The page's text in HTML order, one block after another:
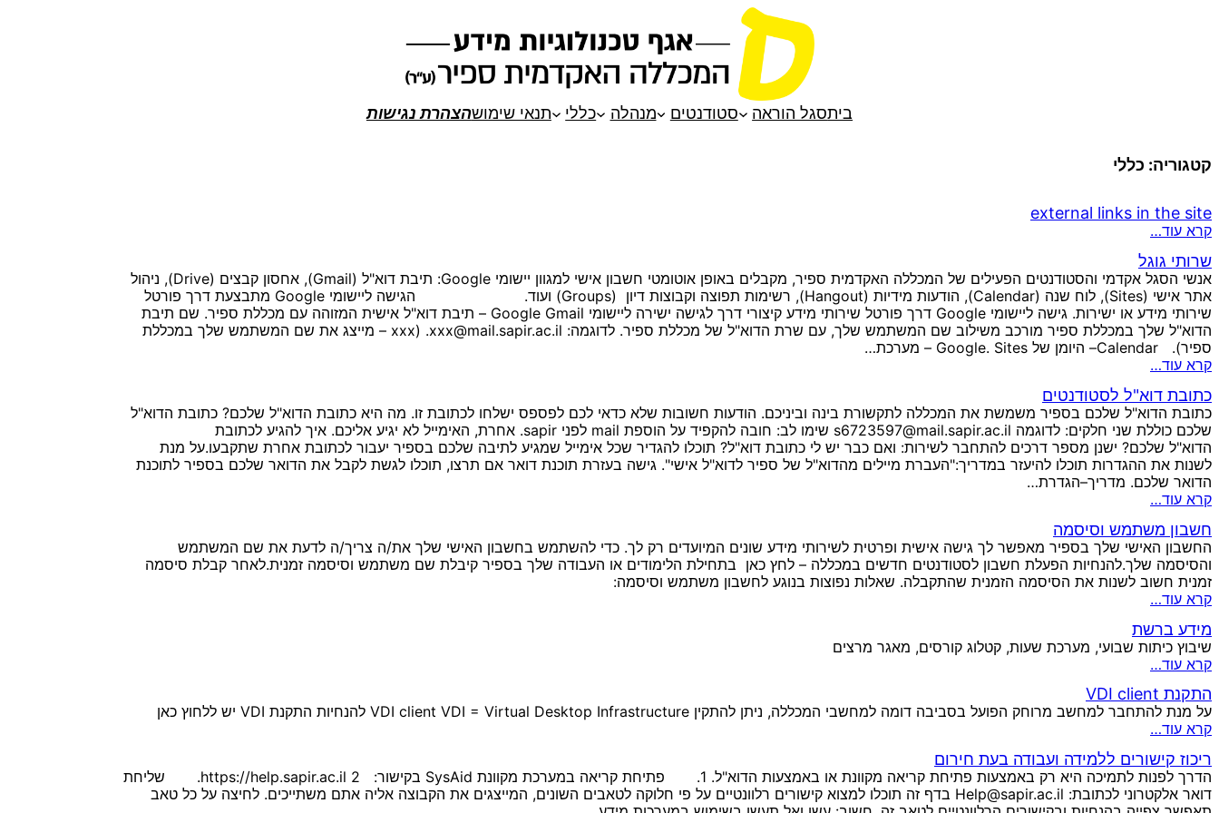
ביתסגל הוראה סטודנטים מנהלה כללי תנאי שימושהצהרת נגישות
קטגוריה: כללי
external links in the site
קרא עוד…
שרותי גוגל
אנשי הסגל אקדמי והסטודנטים הפעילים של המכללה האקדמית ספיר, מקבלים באופן אוטומטי חשבון אישי למגוון יישומי Google: תיבת דוא"ל (Gmail), אחסון קבצים (Drive), ניהול
אתר אישי (Sites), לוח שנה (Calendar), הודעות מידיות (Hangout), רשימות תפוצה וקבוצות דיון (Groups) ועוד. הגישה ליישומי Google מתבצעת דרך פורטל
שירותי מידע או ישירות. גישה ליישומי Google דרך פורטל שירותי מידע קיצורי דרך לגישה ישירה ליישומי Google Gmail – תיבת דוא"ל אישית המזוהה עם מכללת ספיר. שם תיבת
הדוא"ל שלך במכללת ספיר מורכב משילוב שם המשתמש שלך, עם שרת הדוא"ל של מכללת ספיר. לדוגמה: xxx@mail.sapir.ac.il. (xxx – מייצג את שם המשתמש שלך במכללת
ספיר). Calendar– היומן של Google. Sites – מערכת…
קרא עוד…
כתובת דוא"ל לסטודנטים
כתובת הדוא"ל שלכם בספיר משמשת את המכללה לתקשורת בינה וביניכם. הודעות חשובות שלא כדאי לכם לפספס ישלחו לכתובת זו. מה היא כתובת הדוא"ל שלכם? כתובת הדוא"ל
שלכם כוללת שני חלקים: לדוגמה s6723597@mail.sapir.ac.il שימו לב: חובה להקפיד על הוספת mail לפני sapir. אחרת, האימייל לא יגיע אליכם. איך להגיע לכתובת
הדוא"ל שלכם? ישנן מספר דרכים להתחבר לשירות: ואם כבר יש לי כתובת דוא"ל? תוכלו להגדיר שכל אימייל שמגיע לתיבה שלכם בספיר יעבור לכתובת אחרת שתקבעו.על מנת
לשנות את ההגדרות תוכלו להיעזר במדריך:"העברת מיילים מהדוא"ל של ספיר לדוא"ל אישי". גישה בעזרת תוכנת דואר אם תרצו, תוכלו לגשת לקבל את הדואר שלכם בספיר לתוכנת
הדואר שלכם. מדריך–הגדרת…
קרא עוד…
חשבון משתמש וסיסמה
החשבון האישי שלך בספיר מאפשר לך גישה אישית ופרטית לשירותי מידע שונים המיועדים רק לך. כדי להשתמש בחשבון האישי שלך את/ה צריך/ה לדעת את שם המשתמש
והסיסמה שלך.להנחיות הפעלת חשבון לסטודנטים חדשים במכללה – לחץ כאן בתחילת הלימודים או העבודה שלך בספיר קיבלת שם משתמש וסיסמה זמנית.לאחר קבלת סיסמה
זמנית חשוב לשנות את הסיסמה הזמנית שהתקבלה. שאלות נפוצות בנוגע לחשבון משתמש וסיסמה:
קרא עוד…
מידע ברשת
שיבוץ כיתות שבועי, מערכת שעות, קטלוג קורסים, מאגר מרצים
קרא עוד…
התקנת VDI client
על מנת להתחבר למחשב מרוחק הפועל בסביבה דומה למחשבי המכללה, ניתן להתקין VDI client VDI = Virtual Desktop Infrastructure להנחיות התקנת VDI יש ללחוץ כאן
קרא עוד…
ריכוז קישורים ללמידה ועבודה בעת חירום
הדרך לפנות לתמיכה היא רק באמצעות פתיחת קריאה מקוונת או באמצעות הדוא"ל. 1. פתיחת קריאה במערכת מקוונת SysAid בקישור: https://help.sapir.ac.il 2. שליחת
דואר אלקטרוני לכתובת: Help@sapir.ac.il בדף זה תוכלו למצוא קישורים רלוונטיים על פי חלוקה לטאבים השונים, המייצגים את הקבוצה אליה אתם משתייכים. לחיצה על כל טאב